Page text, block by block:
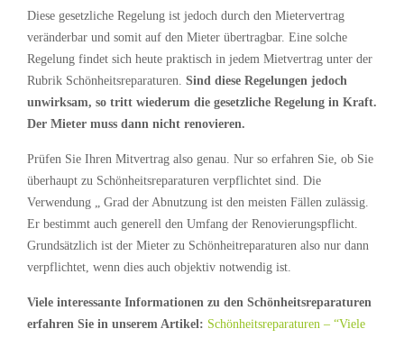
Diese gesetzliche Regelung ist jedoch durch den Mietervertrag
veränderbar und somit auf den Mieter übertragbar. Eine solche
Regelung findet sich heute praktisch in jedem Mietvertrag unter der
Rubrik Schönheitsreparaturen. Sind diese Regelungen jedoch
unwirksam, so tritt wiederum die gesetzliche Regelung in Kraft.
Der Mieter muss dann nicht renovieren.
Prüfen Sie Ihren Mitvertrag also genau. Nur so erfahren Sie, ob Sie
überhaupt zu Schönheitsreparaturen verpflichtet sind. Die
Verwendung „ Grad der Abnutzung ist den meisten Fällen zulässig.
Er bestimmt auch generell den Umfang der Renovierungspflicht.
Grundsätzlich ist der Mieter zu Schönheitreparaturen also nur dann
verpflichtet, wenn dies auch objektiv notwendig ist.
Viele interessante Informationen zu den Schönheitsreparaturen
erfahren Sie in unserem Artikel: Schönheitsreparaturen – “Viele